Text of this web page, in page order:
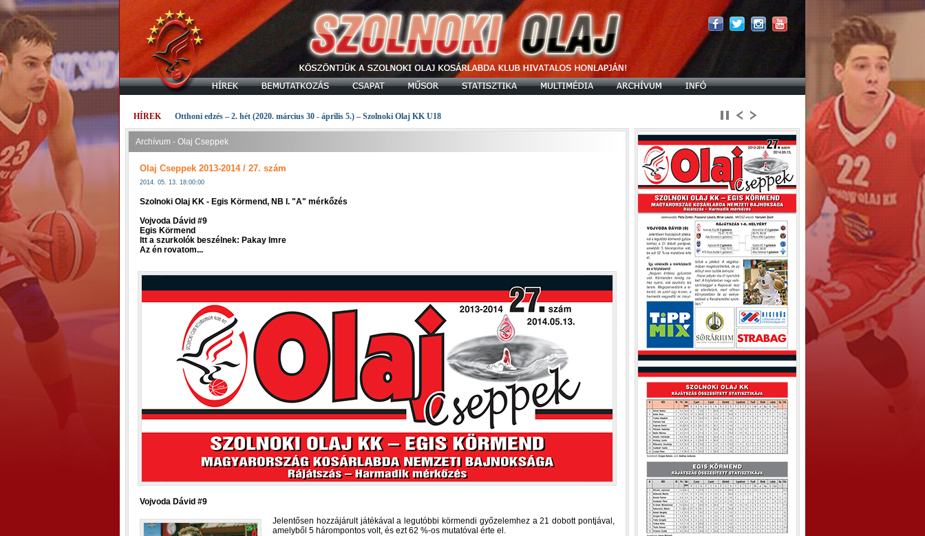
HÍREK Otthoni edzés – 2. hét (2020. március 30 - április 5.) – Szolnoki Olaj KK U18
Archívum - Olaj Cseppek
Olaj Cseppek 2013-2014 / 27. szám
2014. 05. 13. 18:00:00
Szolnoki Olaj KK - Egis Körmend, NB I. "A" mérkőzés
Vojvoda Dávid #9
Egis Körmend
Itt a szurkolók beszélnek: Pakay Imre
Az én rovatom...
Vojvoda Dávid #9
Jelentősen hozzájárult játékával a legutóbbi körmendi győzelemhez a 21 dobott pontjával,
amelyből 5 hárompontos volt, és ezt 62 %-os mutatóval érte el.